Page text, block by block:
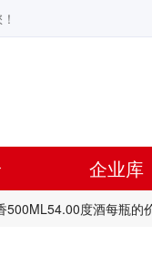
企业库
度酒每瓶的